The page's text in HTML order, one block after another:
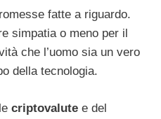
fatte a riguardo.
simpatia o meno per il
che l’uomo sia un vero
della tecnologia.
criptovalute e del